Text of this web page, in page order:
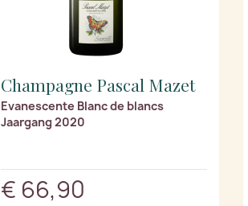
Champagne Pascal Mazet
Evanescente Blanc de blancs
Jaargang 2020
€ 66,90